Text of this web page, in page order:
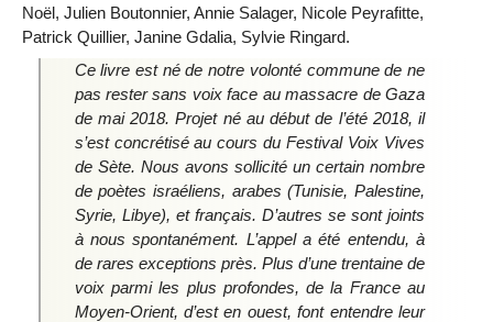
Noël, Julien Boutonnier, Annie Salager, Nicole Peyrafitte,
Patrick Quillier, Janine Gdalia, Sylvie Ringard.
Ce livre est né de notre volonté commune de ne
pas rester sans voix face au massacre de Gaza
de mai 2018. Projet né au début de l’été 2018, il
s’est concrétisé au cours du Festival Voix Vives
de Sète. Nous avons sollicité un certain nombre
de poètes israéliens, arabes (Tunisie, Palestine,
Syrie, Libye), et français. D’autres se sont joints
à nous spontanément. L’appel a été entendu, à
de rares exceptions près. Plus d’une trentaine de
voix parmi les plus profondes, de la France au
Moyen-Orient, d’est en ouest, font entendre leur